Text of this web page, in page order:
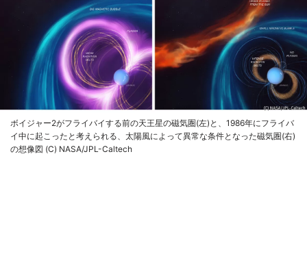
ボイジャー2がフライバイする前の天王星の磁気圏(左)と、1986年にフライバ
イ中に起こったと考えられる、太陽風によって異常な条件となった磁気圏(右)
の想像図 (C) NASA/JPL-Caltech